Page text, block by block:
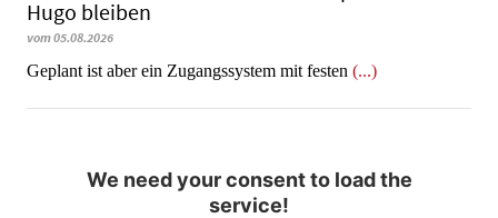
Hugo bleiben
vom 05.08.2026
Geplant ist aber ein Zugangssystem mit festen (...)
We need your consent to load the
service!